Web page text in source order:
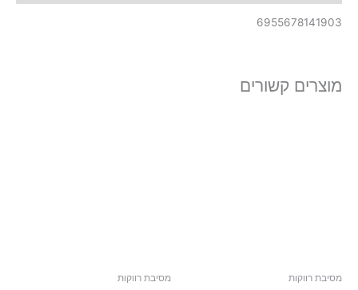
6955678141903
מוצרים קשורים
מסיבת רווקות מסיבת רווקות